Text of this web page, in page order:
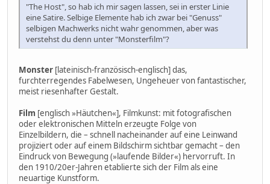
"The Host", so hab ich mir sagen lassen, sei in erster Linie
eine Satire. Selbige Elemente hab ich zwar bei "Genuss"
selbigen Machwerks nicht wahr genommen, aber was
verstehst du denn unter "Monsterfilm"?
Monster [lateinisch-französisch-englisch] das,
furchterregendes Fabelwesen, Ungeheuer von fantastischer,
meist riesenhafter Gestalt.
Film [englisch »Häutchen«], Filmkunst: mit fotografischen
oder elektronischen Mitteln erzeugte Folge von
Einzelbildern, die – schnell nacheinander auf eine Leinwand
projiziert oder auf einem Bildschirm sichtbar gemacht – den
Eindruck von Bewegung (»laufende Bilder«) hervorruft. In
den 1910/20er-Jahren etablierte sich der Film als eine
neuartige Kunstform.